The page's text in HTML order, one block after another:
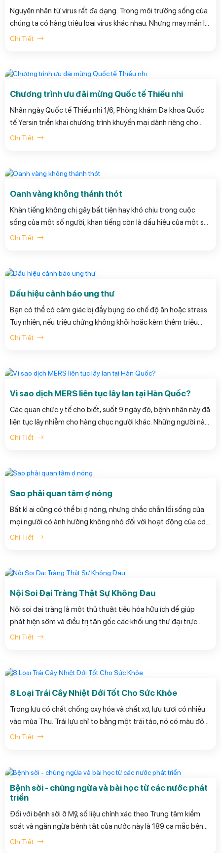
Nguyên nhân từ virus rất đa dạng. Trong môi trường sống của
chúng ta có hàng triệu loại virus khác nhau. Nhưng may mắn là
không phải tất cả virus đều lây nhiễm sang người. Tuy nhiên khi
Chi Tiết
Chương trình ưu đãi mừng Quốc tế Thiếu nhi
Nhân ngày Quốc tế Thiếu nhi 1/6, Phòng khám Đa khoa Quốc
tế Yersin triển khai chương trình khuyến mại dành riêng cho
khoa Nhi.
Chi Tiết
Oanh vàng không thánh thót
Khàn tiếng không chị gây bất tiện hay khó chịu trong cuộc
sống của một số người, khan tiếng còn là dấu hiệu của một số
bệnh lý, trong đó có những bệnh nguy hiểm như lao dây thanh,
Chi Tiết
Dấu hiệu cảnh báo ung thư
Bạn có thể có cảm giác bị đầy bụng do chế độ ăn hoặc stress.
Tuy nhiên, nếu triệu chứng không khỏi hoặc kèm thêm triệu
chứng mệt mỏi, sụt cân, đau lưng thì nên đi khám sớm. Triệu
định nguyên nhân.
Chi Tiết
Vì sao dịch MERS liên tục lây lan tại Hàn Quốc?
Các quan chức y tế cho biết, suốt 9 ngày đó, bệnh nhân này đã
liên tục lây nhiễm cho hàng chục người khác. Những người này
lại vô tình truyền bệnh cho hàng chục, hàng trăm người khác.
Chi Tiết
Sao phải quan tâm ợ nóng
Bất kì ai cũng có thể bị ợ nóng, nhưng chắc chắn lối sống của
mọi người có ảnh hưởng không nhỏ đối với hoạt động của cơ
hoành và cơ vòng-van thực quản dưới (van ngăn axít tràn vào
thói quen hút thuốc là những đối tượng có nguy cơ cao.
Chi Tiết
Nội Soi Đại Tràng Thật Sự Không Đau
Nội soi đại tràng là một thủ thuật tiêu hóa hữu ích để giúp
phát hiện sớm và điều trị tận gốc các khối ung thư đại trực
tràng. Nội soi đại tràng được khuyến cáo thực hiện thường quy
Chi Tiết
8 Loại Trái Cây Nhiệt Đới Tốt Cho Sức Khỏe
Trong lựu có chất chống oxy hóa và chất xơ, lựu tươi có nhiều
vào mùa Thu. Trái lựu chỉ to bằng một trái táo, nó có màu đỏ
sậm chứa đầy các hạt săn chắc nằm gọn trong một tấm
Chi Tiết
Bệnh sởi - chủng ngừa và bài học từ các nước phát
triển
Đối với bệnh sởi ở Mỹ, số liệu chính xác theo Trung tâm kiểm
soát và ngăn ngừa bệnh tật của nước này là 189 ca mắc bệnh
và 0 ca tử vong ở toàn nước Mỹ vào năm 2013. Chúng tôi
Chi Tiết